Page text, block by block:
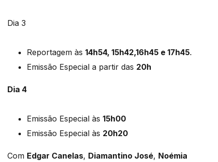
Dia 3
Reportagem às 14h54, 15h42,16h45 e 17h45.
Emissão Especial a partir das 20h
Dia 4
Emissão Especial às 15h00
Emissão Especial às 20h20
Com Edgar Canelas, Diamantino José, Noémia